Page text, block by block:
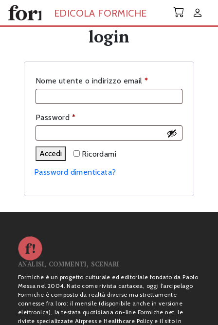
Skip to main content
EDICOLA FORMICHE
login
Nome utente o indirizzo email *Richiesto
Password *Richiesto
Ricordami
Accedi
Password dimenticata?
ANALISI, COMMENTI, SCENARI
Formiche è un progetto culturale ed editoriale fondato da Paolo
Messa nel 2004. Nato come rivista cartacea, oggi l’arcipelago
Formiche è composto da realtà diverse ma strettamente
connesse fra loro: il mensile (disponibile anche in versione
elettronica), la testata quotidiana on-line Formiche.net, le
riviste specializzate Airpress e Healthcare Policy e il sito in